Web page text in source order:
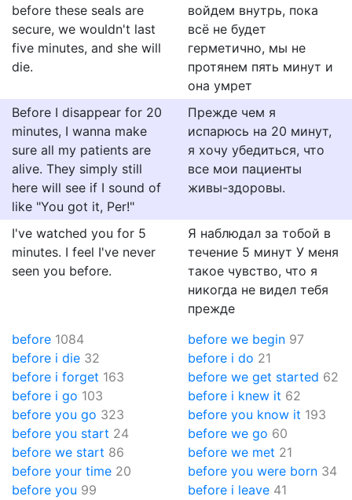
before these seals are
secure, we wouldn't last
five minutes, and she will
die.
войдем внутрь, пока
всё не будет
герметично, мы не
протянем пять минут и
она умрет
Before I disappear for 20
minutes, I wanna make
sure all my patients are
alive. They simply still
here will see if I sound of
like "You got it, Per!"
Прежде чем я
испарюсь на 20 минут,
я хочу убедиться, что
все мои пациенты
живы-здоровы.
I've watched you for 5
minutes. I feel I've never
seen you before.
Я наблюдал за тобой в
течение 5 минут У меня
такое чувство, что я
никогда не видел тебя
прежде
before 1084
before i die 32
before i forget 163
before i go 103
before you go 323
before you start 24
before we start 86
before your time 20
before you 99
before we begin 97
before i do 21
before we get started 62
before i knew it 62
before you know it 193
before we go 60
before we met 21
before you were born 34
before i leave 41